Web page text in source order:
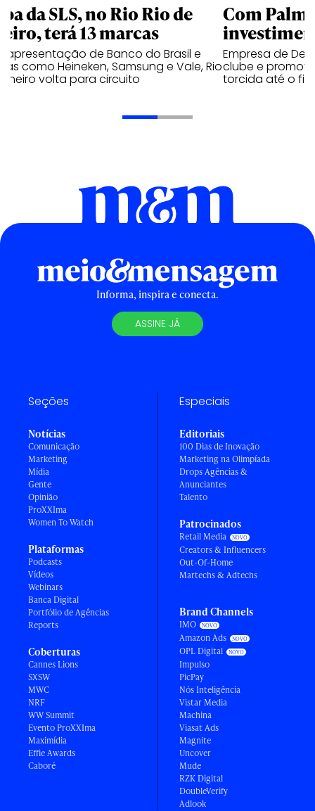
da SLS, no Rio Rio de
terá 13 marcas
apresentação de Banco do Brasil e
como Heineken, Samsung e Vale, Rio
volta para circuito
Com
Empresa de
clube e
torcida até o
Informa, inspira e conecta.
ASSINE JÁ
Seções
Notícias
Comunicação
Marketing
Mídia
Gente
Opinião
ProXXIma
Women To Watch
Plataformas
Podcasts
Vídeos
Webinars
Banca Digital
Portfólio de Agências
Reports
Coberturas
Cannes Lions
SXSW
MWC
NRF
WW Summit
Evento ProXXIma
Maximídia
Effie Awards
Caboré
Especiais
Editoriais
100 Dias de Inovação
Marketing na Olimpíada
Drops Agências &
Anunciantes
Talento
Patrocinados
Retail Media
Creators & Influencers
Out-Of-Home
Martechs & Adtechs
Brand Channels
IMO
Amazon Ads
OPL Digital
Impulso
PicPay
Nós Inteligência
Vistar Media
Machina
Viasat Ads
Magnite
Uncover
Mude
RZK Digital
DoubleVerify
Adlook